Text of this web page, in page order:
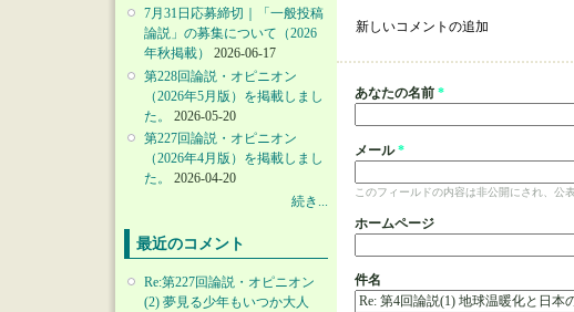
7月31日応募締切｜「一般投稿
論説」の募集について（2026
年秋掲載）
2026-06-17
第228回論説・オピニオン
（2026年5月版）を掲載しまし
た。
2026-05-20
第227回論説・オピニオン
（2026年4月版）を掲載しまし
た。
2026-04-20
続き...
最近のコメント
Re:第227回論説・オピニオン
(2) 夢見る少年もいつか大人
新しいコメントの追加
あなたの名前 *
メール*
このフィールドの内容は非公開にされ、公
ホームページ
件名